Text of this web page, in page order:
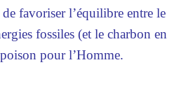
favoriser l’équilibre entre le
fossiles (et le charbon en
pour l’Homme.